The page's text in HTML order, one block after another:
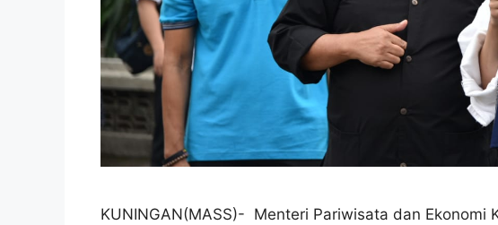
KUNINGAN(MASS)- Menteri Pariwisata dan Ekonomi